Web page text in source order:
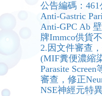
公告編碼：
Anti-Gastric
Anti-GPC Ab
牌Immco供貨
2.因文件審查
(MIF糞便濃縮
Parasite
審查，修正
NSE神經元特